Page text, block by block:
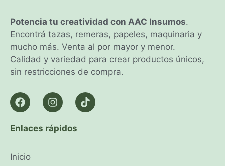
Potencia tu creatividad con AAC Insumos.
Encontrá tazas, remeras, papeles, maquinaria y
mucho más. Venta al por mayor y menor.
Calidad y variedad para crear productos únicos,
sin restricciones de compra.
Enlaces rápidos
Inicio